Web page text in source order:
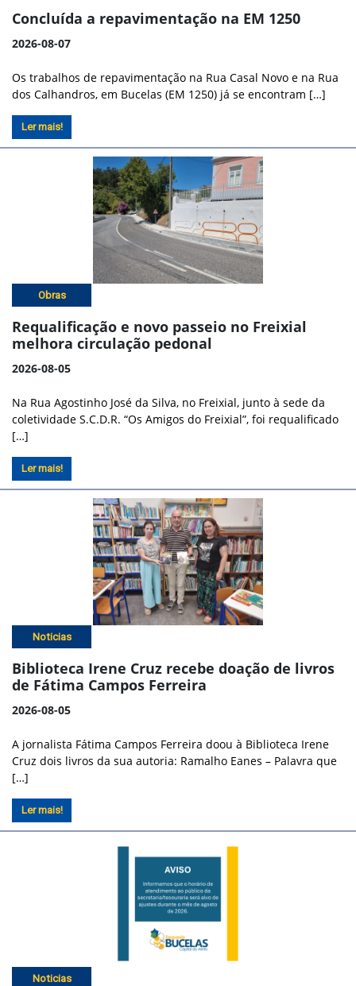
Concluída a repavimentação na EM 1250
2026-08-07
Os trabalhos de repavimentação na Rua Casal Novo e na Rua
dos Calhandros, em Bucelas (EM 1250) já se encontram […]
Ler mais!
Obras
Requalificação e novo passeio no Freixial
melhora circulação pedonal
2026-08-05
Na Rua Agostinho José da Silva, no Freixial, junto à sede da
coletividade S.C.D.R. “Os Amigos do Freixial”, foi requalificado
[…]
Ler mais!
Noticias
Biblioteca Irene Cruz recebe doação de livros
de Fátima Campos Ferreira
2026-08-05
A jornalista Fátima Campos Ferreira doou à Biblioteca Irene
Cruz dois livros da sua autoria: Ramalho Eanes – Palavra que
[…]
Ler mais!
Noticias